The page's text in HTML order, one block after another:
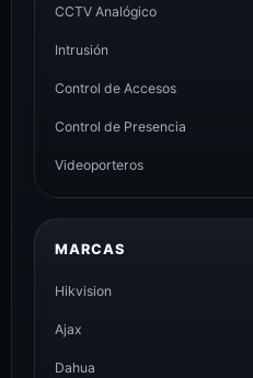
CCTV Analógico
Intrusión
Control de Accesos
Control de Presencia
Videoporteros
MARCAS
Hikvision
Ajax
Dahua